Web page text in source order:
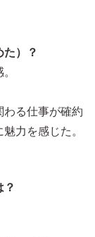
）？
る仕事が確約
力を感じた。